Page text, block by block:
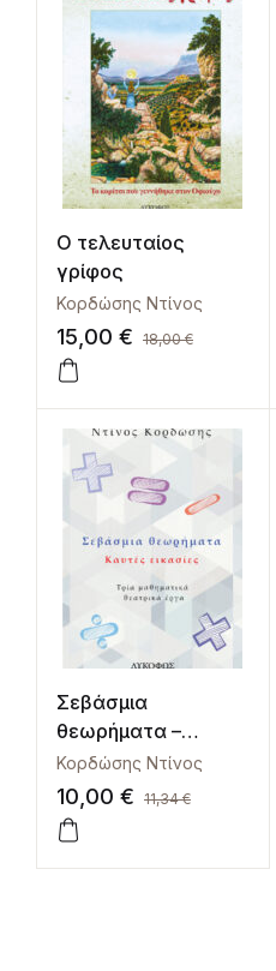
Ο τελευταίος
γρίφος
Κορδώσης Ντίνος
15,00 € 18,00€
Σεβάσμια
θεωρήματα –
Καυτές εικασίες
Κορδώσης Ντίνος
10,00 € 11,34€